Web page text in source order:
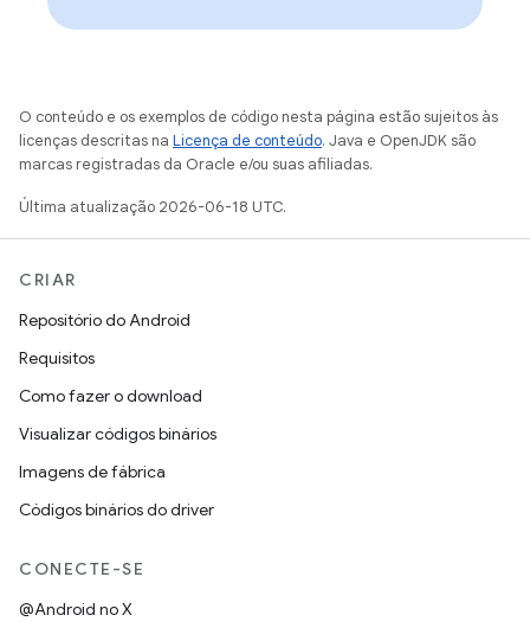
O conteúdo e os exemplos de código nesta página estão sujeitos às
licenças descritas na Licença de conteúdo. Java e OpenJDK são
marcas registradas da Oracle e/ou suas afiliadas.
Última atualização 2026-06-18 UTC.
CRIAR
Repositório do Android
Requisitos
Como fazer o download
Visualizar códigos binários
Imagens de fábrica
Códigos binários do driver
CONECTE-SE
@Android no X